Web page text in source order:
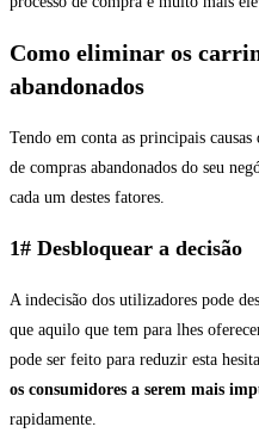
Como eliminar os
abandonados
Tendo em conta as principais
de compras abandonados do seu
cada um destes fatores.
1# Desbloquear a decisão
A indecisão dos utilizadores pode
que aquilo que tem para lhes
pode ser feito para reduzir esta
os consumidores a serem mais
rapidamente.